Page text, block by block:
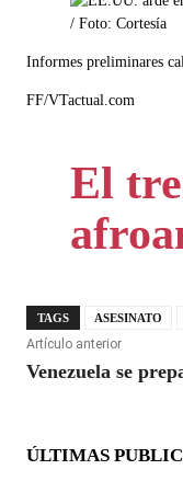
/ Foto: Cortesía
Informes preliminares
FF/VTactual.com
El
TAGS ASESINATO
Artículo anterior
Venezuela se
ÚLTIMAS